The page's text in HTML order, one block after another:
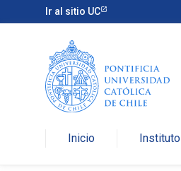
Ir al sitio UC
Inicio Instituto